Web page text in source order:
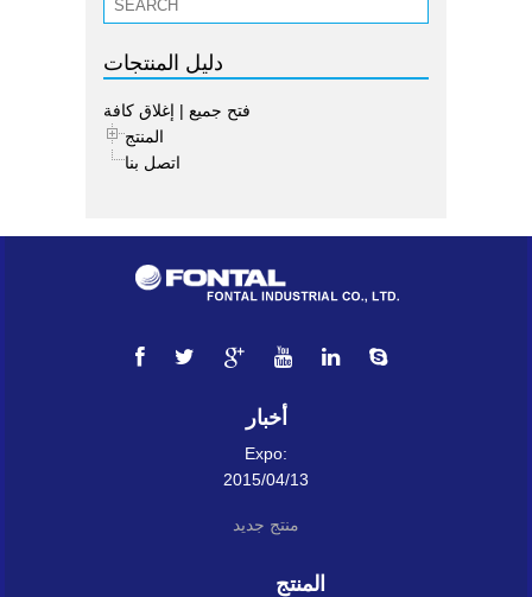
دليل المنتجات
فتح جميع | إغلاق كافة
المنتج
اتصل بنا
أخبار
Expo:
2015/04/13
منتج جديد
المنتج